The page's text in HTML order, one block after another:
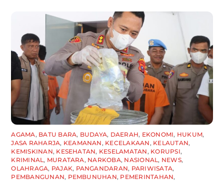
AGAMA, BATU BARA, BUDAYA, DAERAH, EKONOMI, HUKUM,
JASA RAHARJA, KEAMANAN, KECELAKAAN, KELAUTAN,
KEMISKINAN, KESEHATAN, KESELAMATAN, KORUPSI,
KRIMINAL, MURATARA, NARKOBA, NASIONAL, NEWS,
OLAHRAGA, PAJAK, PANGANDARAN, PARIWISATA,
PEMBANGUNAN, PEMBUNUHAN, PEMERINTAHAN,